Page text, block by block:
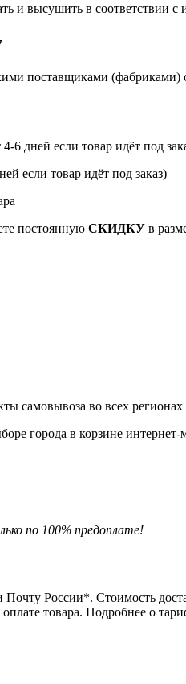
и высушить в соответствии
поставщиками
6 дней если товар идёт под
если товар идёт под заказ)
постоянную СКИДКУ в
самовывоза во всех
города в корзине
по 100% предоплате!
России*. Стоимость
товара. Подробнее о